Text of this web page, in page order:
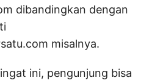
dibandingkan dengan
misalnya.
ini, pengunjung bisa